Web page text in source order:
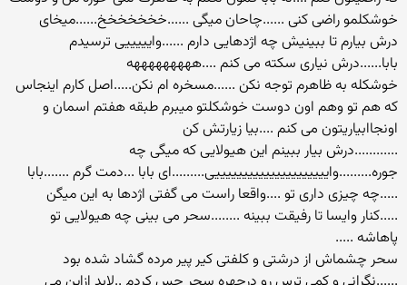
خوشکلمو راضی کنی ......چاحان میگی ......خخخخخخخ......میخای
درش بیارم تا ببینیش چه اژدهایی دارم ......وایییییی ترسیدم
بابا......درش نیاری سکته می کنم ....هههههههههه
خوشکله به ظاهرم توجه نکن ......مسخره ام نکن.....اصل کارم اینجاس
که هم تو وهم اون دوست خوشکلتو میبرم طبقه هفتم اسمان و
اونجاابیاریتون می کنم ....بیا زیارتش کن
............درش بیار ببینم این هیولایی که میگی چه
جوره.........وایییییییییییییییییییییی.........ای بابا ...دمت گرم .......بابا
.....چه چیزی داری تو ....واقعا راست می گفتی اژدها به این میگن
.....کنار وایسا تا رفیقت ببینه ........سحر می بینی چه هیولایی تو
پاهاشه .....
سحر چشماش از درشتی و کلفتی کیر پیر مرده گشاد شده بود